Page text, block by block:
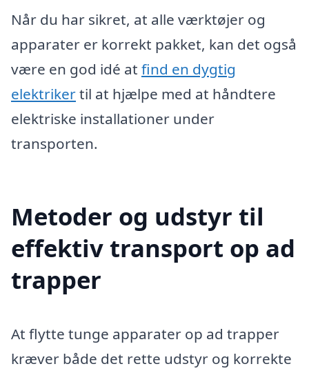
Når du har sikret, at alle værktøjer og
apparater er korrekt pakket, kan det også
være en god idé at find en dygtig
elektrikertil at hjælpe med at håndtere
elektriske installationer under
transporten.
Metoder og udstyr til
effektiv transport op ad
trapper
At flytte tunge apparater op ad trapper
kræver både det rette udstyr og korrekte